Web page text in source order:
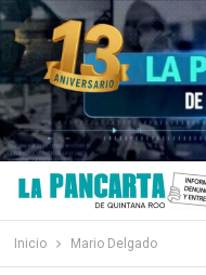
Inicio Mario Delgado